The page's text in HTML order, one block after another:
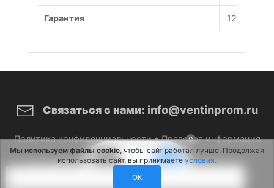
0
Гарантия 12
Связаться с нами: info@ventinprom.ru
Политика конфиденциальности•Правовая информация
© 2026 ВентИнПром. Все права защищены.
Мы используем файлы cookie, чтобы сайт работал лучше. Продолжая
использовать сайт, вы принимаете условия.
OK